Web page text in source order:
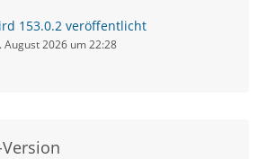
153.0.2 veröffentlicht
August 2026 um 22:28